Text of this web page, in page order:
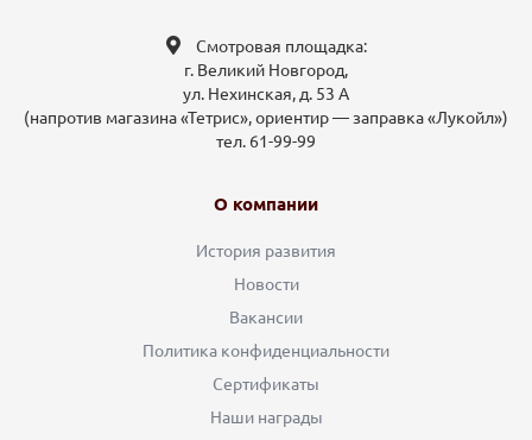
Смотровая площадка:
г. Великий Новгород,
ул. Нехинская, д. 53 А
(напротив магазина «Тетрис», ориентир — заправка «Лукойл»)
тел. 61-99-99
О компании
История развития
Новости
Вакансии
Политика конфиденциальности
Сертификаты
Наши награды